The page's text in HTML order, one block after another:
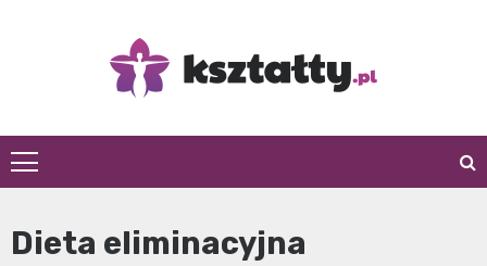
Kształty
Dieta eliminacyjna